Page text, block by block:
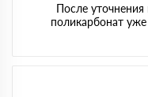
После
поликарбонат уже